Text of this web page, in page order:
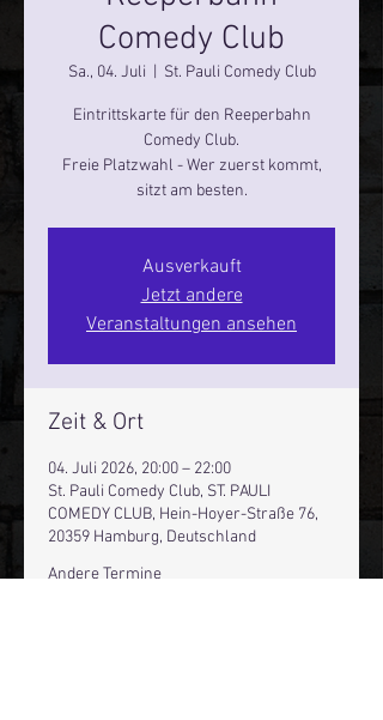
Comedy Club
Sa., 04. Juli St. Pauli Comedy Club
Eintrittskarte für den Reeperbahn
Comedy Club.
Freie Platzwahl - Wer zuerst kommt,
sitzt am besten.
Ausverkauft
Jetzt andere
Veranstaltungen ansehen
Zeit & Ort
04. Juli 2026, 20:00 – 22:00
St. Pauli Comedy Club, ST. PAULI
COMEDY CLUB, Hein-Hoyer-Straße 76,
20359 Hamburg, Deutschland
Andere Termine